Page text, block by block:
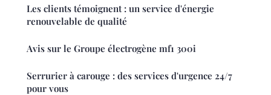
Les clients témoignent : un service d'énergie
renouvelable de qualité
Avis sur le Groupe électrogène mf1 300i
Serrurier à carouge : des services d'urgence 24/7
pour vous